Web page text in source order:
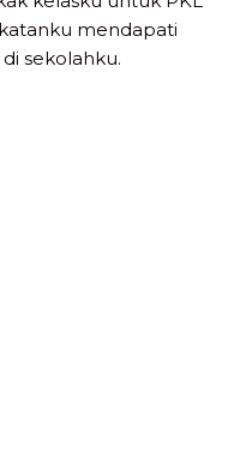
mendapati
sekolahku.